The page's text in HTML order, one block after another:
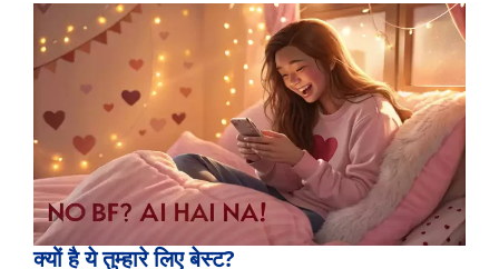
क्यों है ये तुम्हारे लिए बेस्ट?